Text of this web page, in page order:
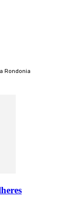
Rondonia